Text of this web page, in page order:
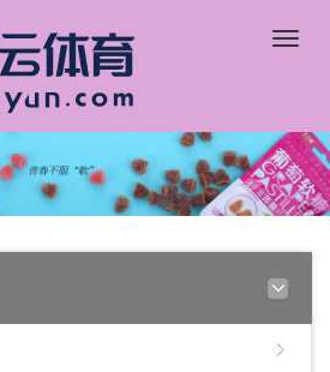
Toggle